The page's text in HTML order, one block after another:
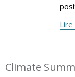
Lire
Climate